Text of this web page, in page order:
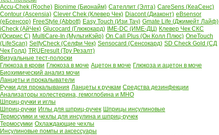
Accu-Chek (Roche) Bionime (Бионайм) Сателлит (Элта) CareSens (КеаСенс)
Contour (Ascensia) Clever Chek (Клевер Чек) Diacont (Диаконт) eBsensor
(еБсенсор) FreeStyle (Abbott) Easy Touch (Изи Тач) Gmate Life (Джимейт Лайф)
iCheck (АйЧек) Glucocard (Глюкокард) IME-DC (ИМЕ-ДЦ) Клевер Чек СКС
(Осирис С) MultiCare-In (МультиКэйр) On Call Plus (Он Колл Плюс) OneTouch
(LifeScan) SelfyCheck (Селфи Чек) Sensocard (Сенсокард) SD Check Gold (СД
Чек Голд) TRUEresult (Тру Резалт)
Визуальные тест-полоски
Глюкоза в крови Глюкоза в моче Ацетон в моче Глюкоза и ацетон в моче
Биохимический анализ мочи
Ланцеты и прокалыватели
Ручки для прокалывания Ланцеты к ручкам Средства дезинфекции
Анализаторы холестерина, гемоглобина и МНО
Шприц-ручки и иглы
Шприц-ручки Иглы для шприц-ручек Шприцы инсулиновые
Термосумки и чехлы для инсулина и шприц-ручек
Термосумки Охлаждающие чехлы
Инсулиновые помпы и аксессуары